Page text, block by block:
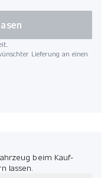
Lieferung an einen
beim Kauf-
lassen.